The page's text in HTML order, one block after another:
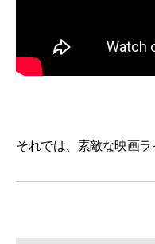
それでは、素敵な映画ラ